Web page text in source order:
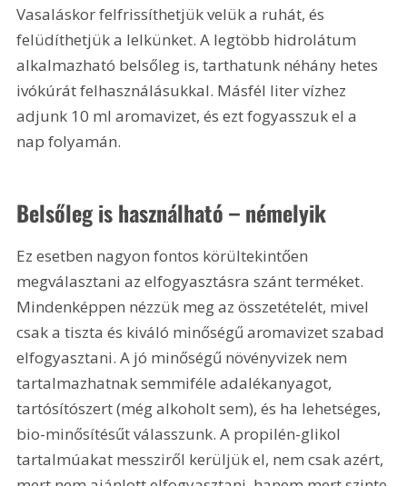
Vasaláskor felfrissíthetjük velük a ruhát, és
felüdíthetjük a lelkünket. A legtöbb hidrolátum
alkalmazható belsőleg is, tarthatunk néhány hetes
ivókúrát felhasználásukkal. Másfél liter vízhez
adjunk 10 ml aromavizet, és ezt fogyasszuk el a
nap folyamán.
Belsőleg is használható – némelyik
Ez esetben nagyon fontos körültekintően
megválasztani az elfogyasztásra szánt terméket.
Mindenképpen nézzük meg az összetételét, mivel
csak a tiszta és kiváló minőségű aromavizet szabad
elfogyasztani. A jó minőségű növényvizek nem
tartalmazhatnak semmiféle adalékanyagot,
tartósítószert (még alkoholt sem), és ha lehetséges,
bio-minősítésűt válasszunk. A propilén-glikol
tartalmúakat messziről kerüljük el, nem csak azért,